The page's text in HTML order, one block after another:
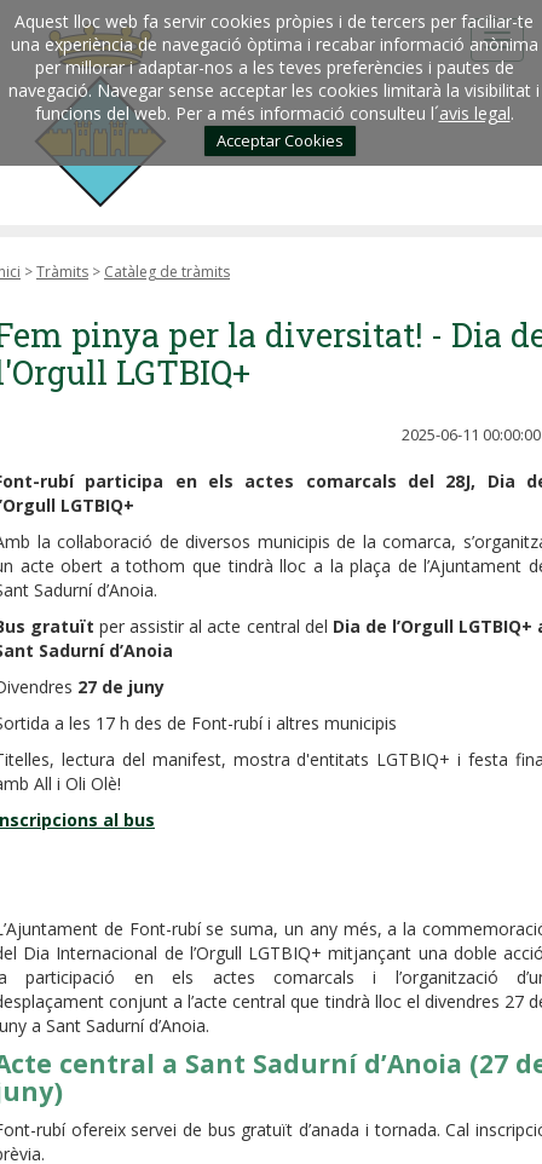
Aquest lloc web fa servir cookies pròpies i de tercers per faciliar-te
una experiència de navegació òptima i recabar informació anònima
per millorar i adaptar-nos a les teves preferències i pautes de
navegació. Navegar sense acceptar les cookies limitarà la visibilitat i
funcions del web. Per a més informació consulteu l´avis legal.
Acceptar Cookies
>Tràmits > Catàleg de tràmits
pinya per la diversitat! - Dia
LGTBIQ+
2025-06-11 00:00:00
rubí participa en els actes comarcals del 28J, Dia
LGTBIQ+
la col·laboració de diversos municipis de la comarca,
acte obert a tothom que tindrà lloc a la plaça de l’Ajuntament
Sadurní d’Anoia.
gratuït per assistir al acte central del Dia de l’Orgull LGTBIQ+
Sadurní d’Anoia
27 de juny
a les 17 h des de Font-rubí i altres municipis
lectura del manifest, mostra d'entitats LGTBIQ+ i festa
All i Oli Olè!
al bus
de Font-rubí se suma, un any més, a la
Dia Internacional de l’Orgull LGTBIQ+ mitjançant una doble
participació en els actes comarcals i l’organització
conjunt a l’acte central que tindrà lloc el divendres 27
a Sant Sadurní d’Anoia.
central a Sant Sadurní d’Anoia (27
rubí ofereix servei de bus gratuït d’anada i tornada. Cal